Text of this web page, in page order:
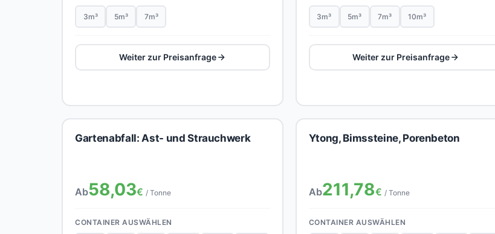
3m³ 5m³ 7m³
Weiter zur Preisanfrage
3m³ 5m³ 7m³ 10m³
Weiter zur Preisanfrage
Gartenabfall: Ast- und Strauchwerk
Ab58,03€ / Tonne
CONTAINER AUSWÄHLEN
Ytong, Bimssteine, Porenbeton
Ab211,78€ / Tonne
CONTAINER AUSWÄHLEN